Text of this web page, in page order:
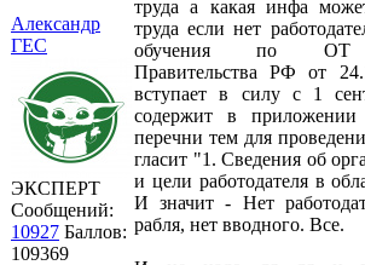
Александр
ГЕС
ЭКСПЕРТ
Сообщений:
10927 Баллов:
109369
труда а какая инфа
труда если нет
обучения по ОТ
Правительства РФ от
вступает в силу с 1
содержит в
перечни тем для
гласит "1. Сведения об
и цели работодателя в
И значит - Нет
рабля, нет вводного. Все.